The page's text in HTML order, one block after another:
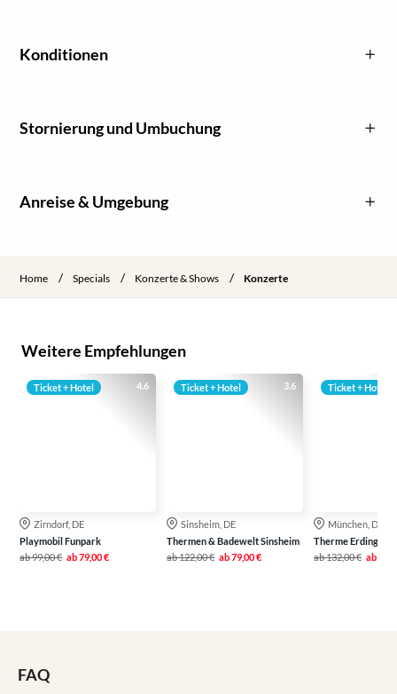
Konditionen
Stornierung und Umbuchung
Anreise & Umgebung
Home / Specials / Konzerte & Shows / Konzerte
Weitere Empfehlungen
4.6
Ticket + Hotel
Zirndorf, DE
Playmobil Funpark
ab99,00 € ab79,00 €
3.6
Ticket + Hotel
Sinsheim, DE
Thermen & Badewelt Sinsheim
ab122,00 € ab79,00 €
Ticket + Hotel
München, DE
Therme Erding
ab132,00 € ab
FAQ